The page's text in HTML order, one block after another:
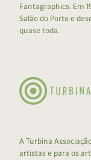
Fantagraphics. Em
Salão do Porto e
quase toda.
A Turbina
artistas e para os